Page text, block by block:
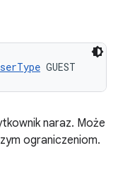
GUEST
naraz. Może
ograniczeniom.